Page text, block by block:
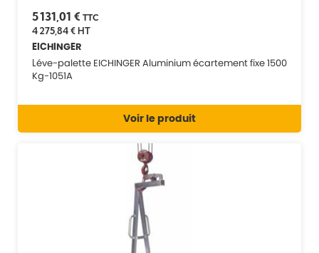
5 131,01 € TTC
4 275,84 €HT
EICHINGER
Léve-palette EICHINGER Aluminium écartement fixe 1500
Kg-1051A
Voir le produit